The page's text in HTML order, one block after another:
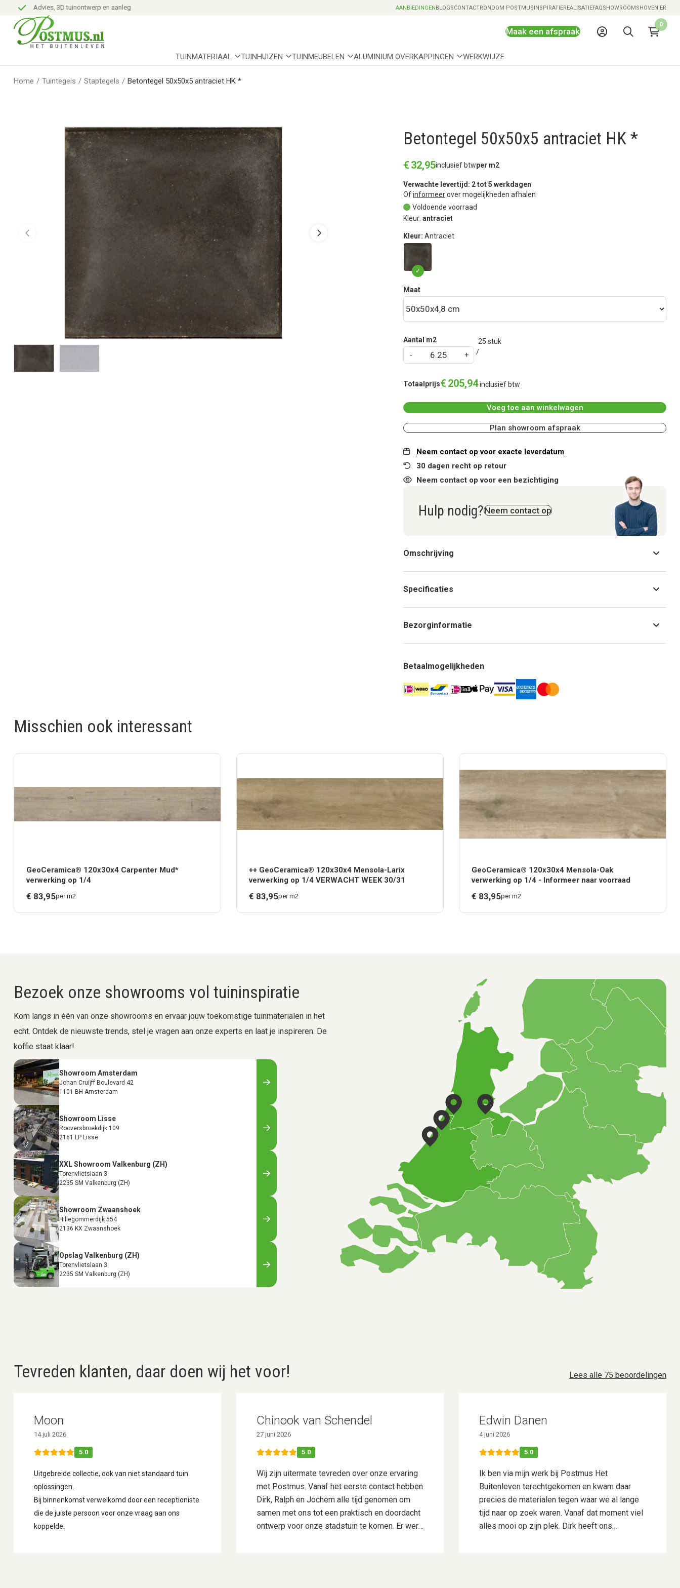
Advies, 3D tuinontwerp en aanleg Snelle levering mogelijk
AANBIEDINGENBLOGSCONTACTRONDOM POSTMUSINSPIRATIEREALISATIEFAQSHOWROOMSHOVENIER
Maak een afspraak
0
TUINMATERIAAL TUINHUIZEN TUINMEUBELEN ALUMINIUM OVERKAPPINGEN WERKWIJZE
Home / Tuintegels / Staptegels / Betontegel 50x50x5 antraciet HK *
Betontegel 50x50x5 antraciet HK *
€ 32,95inclusief btwper m2
Verwachte levertijd: 2 tot 5 werkdagen
Ofinformeerover mogelijkheden afhalen
Voldoende voorraad
Kleur: antraciet
Kleur: Antraciet
Maat
Aantal m2 25 stuk
Totaalprijs€ 205,94inclusief btw
Voeg toe aan winkelwagen
Plan showroom afspraak
Neem contact op voor exacte leverdatum
30 dagen recht op retour
Neem contact op voor een bezichtiging
Hulp nodig?Neem contact op
Omschrijving
Specificaties
Bezorginformatie
Betaalmogelijkheden
Misschien ook interessant
GeoCeramica® 120x30x4 Carpenter Mud*
verwerking op 1/4
€ 83,95per m2
++ GeoCeramica® 120x30x4 Mensola-Larix
verwerking op 1/4 VERWACHT WEEK 30/31
€ 83,95per m2
GeoCeramica® 120x30x4 Mensola-Oak
verwerking op 1/4 - Informeer naar voorraad
€ 83,95per m2
Bezoek onze showrooms vol tuininspiratie
Kom langs in één van onze showrooms en ervaar jouw toekomstige tuinmaterialen in het
echt. Ontdek de nieuwste trends, stel je vragen aan onze experts en laat je inspireren. De
koffie staat klaar!
Showroom Amsterdam
Johan Cruijff Boulevard 42
1101 BH Amsterdam
Showroom Lisse
Rooversbroekdijk 109
2161 LP Lisse
XXL Showroom Valkenburg (ZH)
Torenvlietslaan 3
2235 SM Valkenburg (ZH)
Showroom Zwaanshoek
Hillegommerdijk 554
2136 KX Zwaanshoek
Opslag Valkenburg (ZH)
Torenvlietslaan 3
2235 SM Valkenburg (ZH)
Tevreden klanten, daar doen wij het voor! Lees alle 75 beoordelingen
Moon
14 juli 2026
5.0
Uitgebreide collectie, ook van niet standaard tuin
oplossingen.
Bij binnenkomst verwelkomd door een receptioniste
die de juiste persoon voor onze vraag aan ons
koppelde.
Chinook van Schendel
27 juni 2026
5.0
Wij zijn uitermate tevreden over onze ervaring
met Postmus. Vanaf het eerste contact hebben
Dirk, Ralph en Jochem alle tijd genomen om
samen met ons tot een praktisch en doordacht
ontwerp voor onze stadstuin te komen. Er werd
Edwin Danen
4 juni 2026
5.0
Ik ben via mijn werk bij Postmus Het
Buitenleven terechtgekomen en kwam daar
precies de materialen tegen waar we al lange
tijd naar op zoek waren. Vanaf dat moment viel
alles mooi op zijn plek. Dirk heeft ons